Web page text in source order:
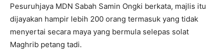
Pesuruhjaya MDN Sabah Samin Ongki berkata, majlis itu
dijayakan hampir lebih 200 orang termasuk yang tidak
menyertai secara maya yang bermula selepas solat
Maghrib petang tadi.